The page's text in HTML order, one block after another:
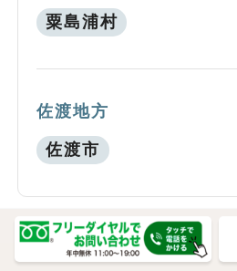
粟島浦村
佐渡地方
佐渡市